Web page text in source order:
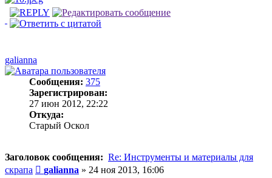
galianna
Сообщения: 375
Зарегистрирован:
27 июн 2012, 22:22
Откуда:
Старый Оскол
Заголовок сообщения: Re: Инструменты и материалы для
скрапа
Сообщение
galianna » 24 ноя 2013, 16:06